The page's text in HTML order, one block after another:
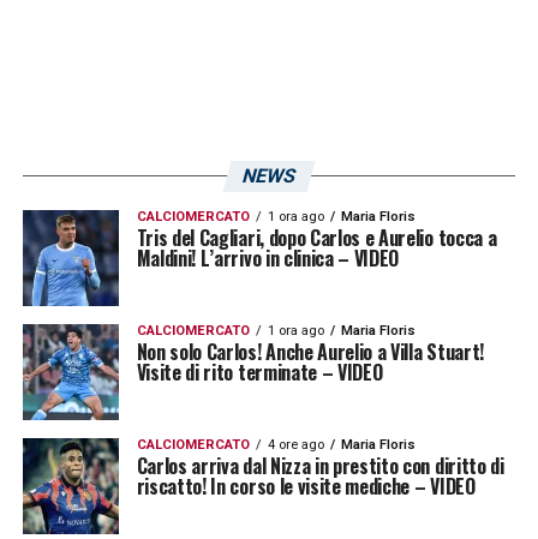
NEWS
CALCIOMERCATO 1 ora ago Maria Floris
Tris del Cagliari, dopo Carlos e Aurelio tocca a
Maldini! L’arrivo in clinica – VIDEO
CALCIOMERCATO 1 ora ago Maria Floris
Non solo Carlos! Anche Aurelio a Villa Stuart!
Visite di rito terminate – VIDEO
CALCIOMERCATO 4 ore ago Maria Floris
Carlos arriva dal Nizza in prestito con diritto di
riscatto! In corso le visite mediche – VIDEO